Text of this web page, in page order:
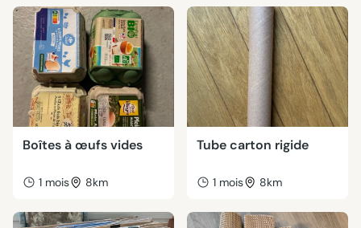
Boîtes à œufs vides
1 mois 8km
Tube carton rigide
1 mois 8km